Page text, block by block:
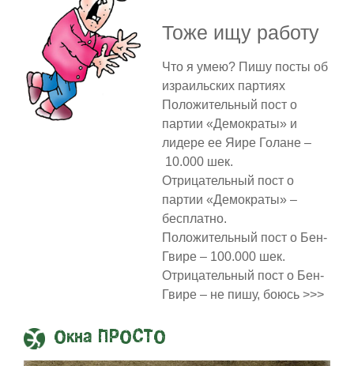
Тоже ищу работу
Что я умею? Пишу посты об
израильских партиях
Положительный пост о
партии «Демократы» и
лидере ее Яире Голане –
10.000 шек.
Отрицательный пост о
партии «Демократы» –
бесплатно.
Положительный пост о Бен-
Гвире – 100.000 шек.
Отрицательный пост о Бен-
Гвире – не пишу, боюсь >>>
Окна ПРОСТО